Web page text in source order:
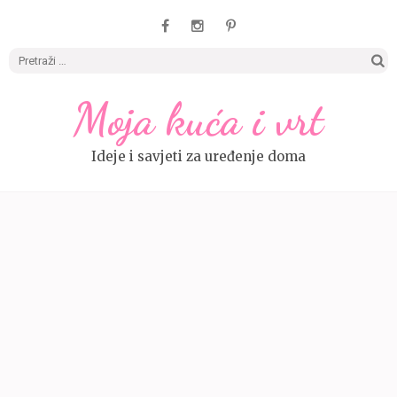
Moja kuća i vrt
Ideje i savjeti za uređenje doma